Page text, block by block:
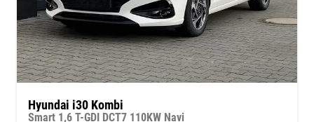
Hyundai i30 Kombi
Smart 1,6 T-GDI DCT7 110KW Navi